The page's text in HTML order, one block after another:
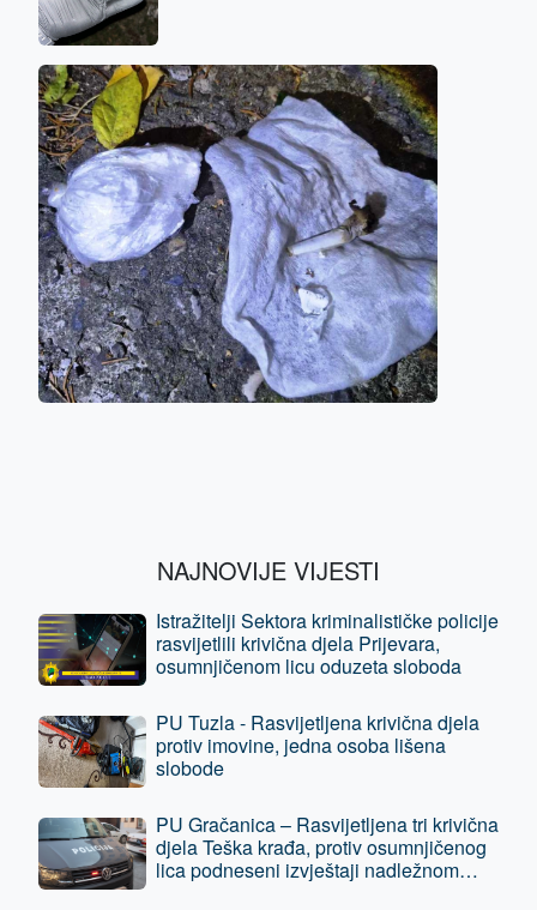
NAJNOVIJE VIJESTI
Istražitelji Sektora kriminalističke policije
rasvijetlili krivična djela Prijevara,
osumnjičenom licu oduzeta sloboda
PU Tuzla - Rasvijetljena krivična djela
protiv imovine, jedna osoba lišena
slobode
PU Gračanica – Rasvijetljena tri krivična
djela Teška krađa, protiv osumnjičenog
lica podneseni izvještaji nadležnom